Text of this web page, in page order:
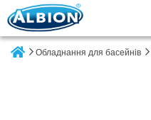
Обладнання для басейнів